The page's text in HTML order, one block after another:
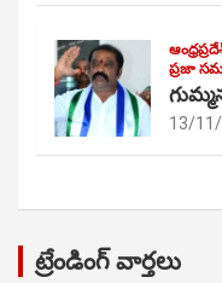
ప్రజా
13/
ట్రేండింగ్ వార్తలు